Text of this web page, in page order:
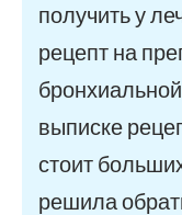
получить у
рецепт на
выписке
стоит
решила